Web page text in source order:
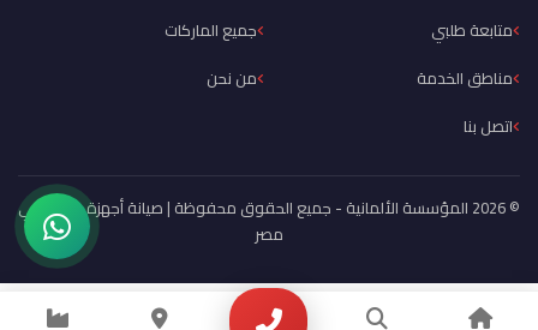
متابعة طلبي
جميع الماركات
مناطق الخدمة
من نحن
اتصل بنا
© 2026 المؤسسة الألمانية - جميع الحقوق محفوظة | صيانة أجهزة منزلية في
مصر